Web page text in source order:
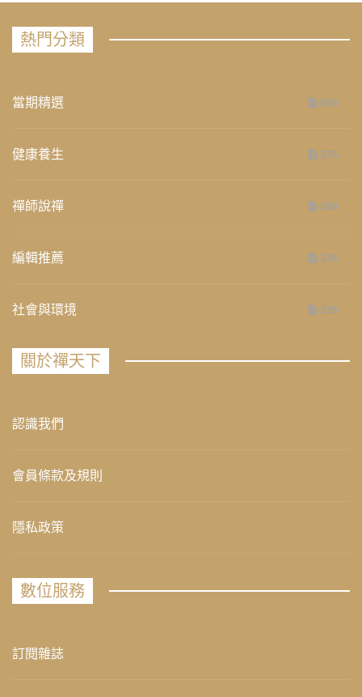
熱門分類
當期精選 658
健康養生 276
禪師說禪 268
編輯推薦 236
社會與環境 235
關於禪天下
認識我們
會員條款及規則
隱私政策
數位服務
訂閱雜誌